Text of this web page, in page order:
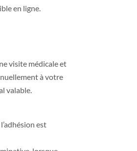
en ligne.
visite médicale et
à votre
valable.
est